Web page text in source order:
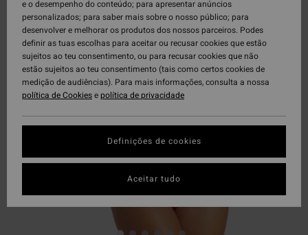
e o desempenho do conteúdo; para apresentar anúncios
personalizados; para saber mais sobre o nosso público; para
desenvolver e melhorar os produtos dos nossos parceiros. Podes
definir as tuas escolhas para aceitar ou recusar cookies que estão
sujeitos ao teu consentimento, ou para recusar cookies que não
estão sujeitos ao teu consentimento (tais como certos cookies de
medição de audiências). Para mais informações, consulta a nossa
política de Cookiesepolítica de privacidade
Definições de cookies
Aceitar tudo